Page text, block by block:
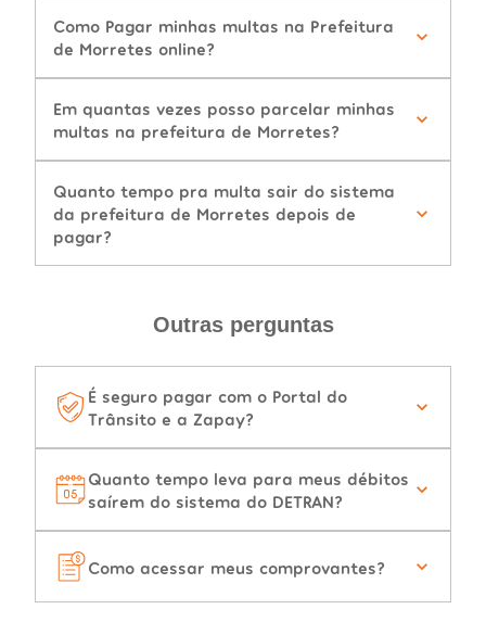
Como Pagar minhas multas na Prefeitura
de Morretes online?
Em quantas vezes posso parcelar minhas
multas na prefeitura de Morretes?
Quanto tempo pra multa sair do sistema
da prefeitura de Morretes depois de
pagar?
Outras perguntas
É seguro pagar com o Portal do
Trânsito e a Zapay?
Quanto tempo leva para meus débitos
saírem do sistema do DETRAN?
Como acessar meus comprovantes?